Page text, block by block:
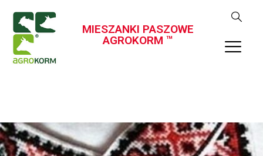
MIESZANKI PASZOWE
AGROKORM ™